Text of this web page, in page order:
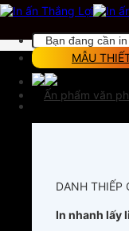
Chuyển
đến
dung
Tìm
kiếm:
MẪU
Ấn phẩm văn
DANH THIẾP
In nhanh lấy